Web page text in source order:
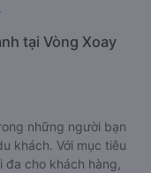
tại Vòng Xoay
những người bạn
khách. Với mục tiêu
cho khách hàng,